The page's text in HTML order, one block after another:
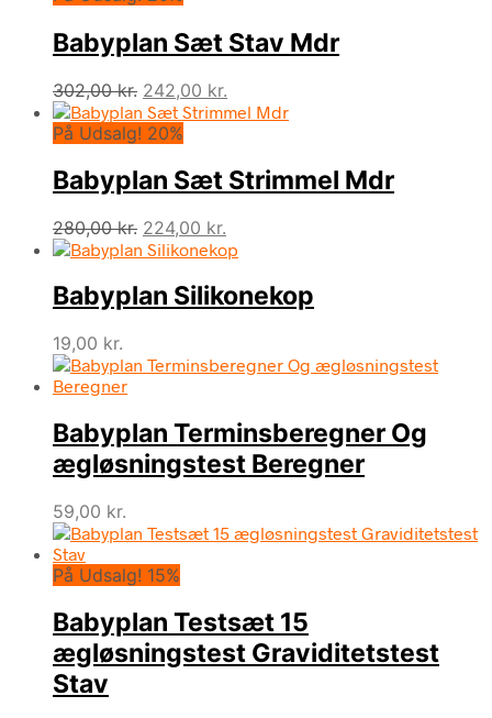
Babyplan Sæt Stav Mdr
302,00kr. Den
oprindelige
pris
302,00 kr..
242,00 kr.
aktuelle
242,00 kr..
På Udsalg! 20%
Babyplan Sæt Strimmel Mdr
280,00kr. Den
oprindelige
var:
280,00 kr..
224,00 kr.
aktuelle
er:
224,00 kr..
Babyplan Silikonekop
19,00 kr.
Babyplan Terminsberegner Og
ægløsningstest Beregner
59,00 kr.
På Udsalg! 15%
Babyplan Testsæt 15
ægløsningstest Graviditetstest
Stav